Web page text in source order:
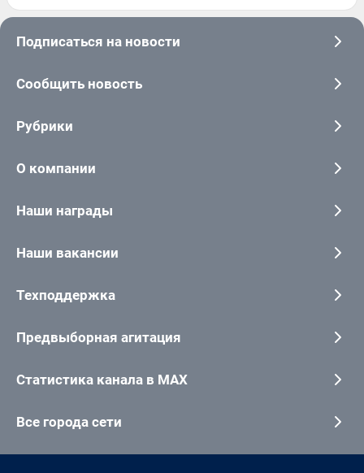
Подписаться на новости
Сообщить новость
Рубрики
О компании
Наши награды
Наши вакансии
Техподдержка
Предвыборная агитация
Статистика канала в MAX
Все города сети